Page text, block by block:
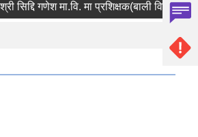
गणेश मा.वि. मा प्रशिक्षक(बाली विज्ञान)